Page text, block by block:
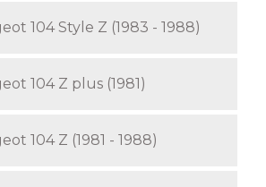
104 Style Z (1983 - 1988)
104 Z plus (1981)
104 Z (1981 - 1988)